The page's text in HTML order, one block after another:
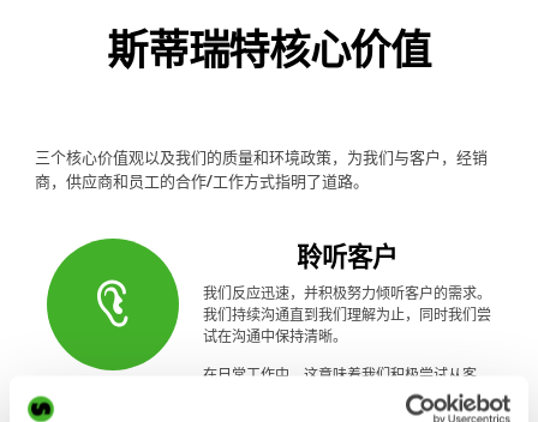
斯蒂瑞特核心价值
三个核心价值观以及我们的质量和环境政策，为我们与客户，经销
商，供应商和员工的合作/工作方式指明了道路。
聆听客户
我们反应迅速，并积极努力倾听客户的需求。
我们持续沟通直到我们理解为止，同时我们尝
试在沟通中保持清晰。
在日常工作中，这意味着我们积极尝试从客
户，供应商和员工那里获得反馈和改进建议。